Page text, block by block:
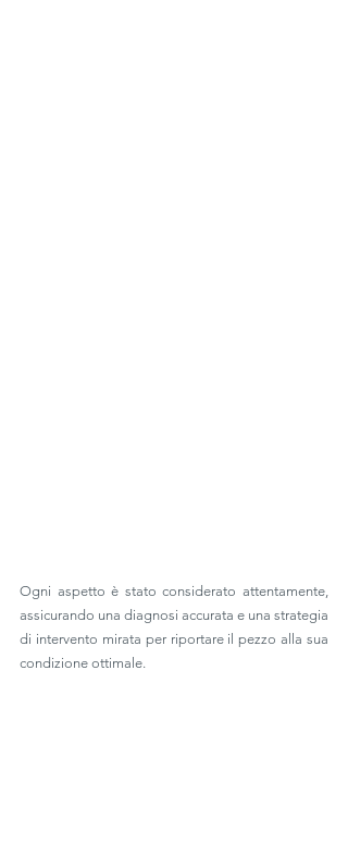
Ogni aspetto è stato considerato attentamente,
assicurando una diagnosi accurata e una strategia
di intervento mirata per riportare il pezzo alla sua
condizione ottimale.